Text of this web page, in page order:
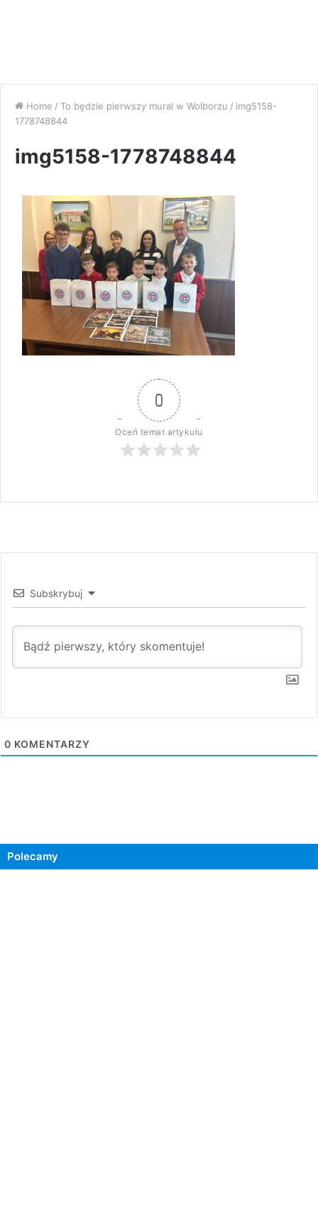
Home / To będzie pierwszy mural w Wolborzu / img5158-
1778748844
img5158-1778748844
0
Oceń temat artykułu
Subskrybuj
0 KOMENTARZY
Polecamy